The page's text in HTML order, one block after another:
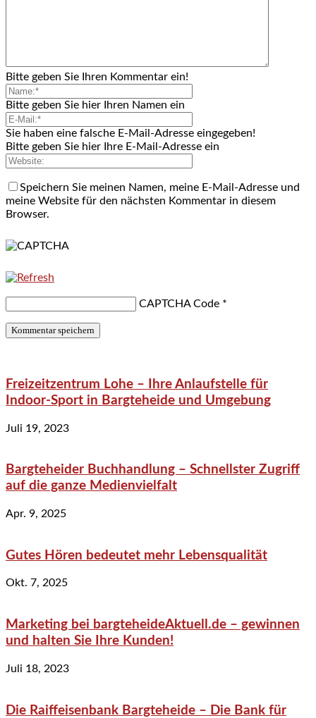
Bitte geben Sie Ihren Kommentar ein!
Bitte geben Sie hier Ihren Namen ein
Sie haben eine falsche E-Mail-Adresse eingegeben!
Bitte geben Sie hier Ihre E-Mail-Adresse ein
Speichern Sie meinen Namen, meine E-Mail-Adresse und
meine Website für den nächsten Kommentar in diesem
Browser.
CAPTCHA Code *
Freizeitzentrum Lohe – Ihre Anlaufstelle für
Indoor-Sport in Bargteheide und Umgebung
Juli 19, 2023
Bargteheider Buchhandlung – Schnellster Zugriff
auf die ganze Medienvielfalt
Apr. 9, 2025
Gutes Hören bedeutet mehr Lebensqualität
Okt. 7, 2025
Marketing bei bargteheideAktuell.de – gewinnen
und halten Sie Ihre Kunden!
Juli 18, 2023
Die Raiffeisenbank Bargteheide – Die Bank für